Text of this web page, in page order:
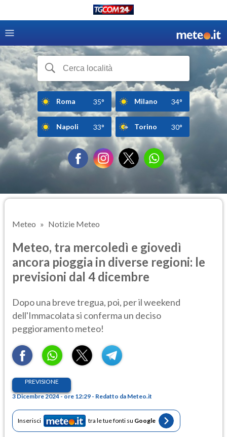
Roma 35° Milano 34°
Napoli 33° Torino 30°
Meteo Notizie Meteo
Meteo, tra mercoledì e giovedì
ancora pioggia in diverse regioni: le
previsioni dal 4 dicembre
Dopo una breve tregua, poi, per il weekend
dell'Immacolata si conferma un deciso
peggioramento meteo!
PREVISIONE
3 Dicembre 2024 - ore 12:29 - Redatto da Meteo.it
Inserisci tra le tue fonti su Google